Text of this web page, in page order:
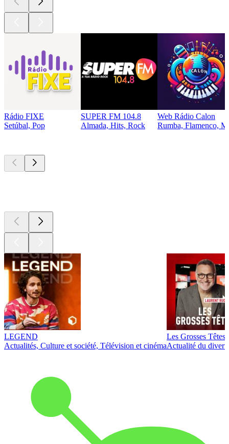
Rádio FIXE
Setúbal, Pop
SUPER FM 104.8
Almada, Hits, Rock
Web Rádio Calon
Rumba, Flamenco,
LEGEND
Actualités, Culture et société, Télévision et cinéma
Les Grosses Têtes
Actualité du